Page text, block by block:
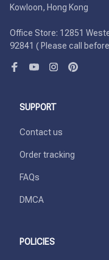
Kowloon, Hong Kong
Office Store: 12851
92841 ( Please call
SUPPORT
Contact us
Order tracking
FAQs
DMCA
POLICIES